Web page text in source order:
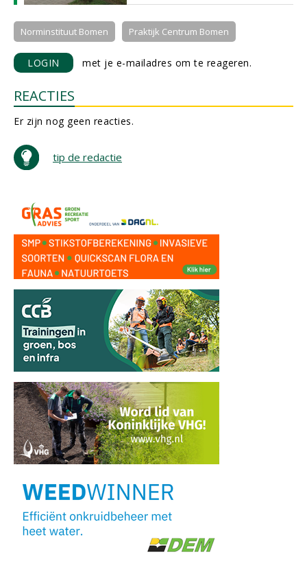
Norminstituut Bomen Praktijk Centrum Bomen
LOGIN met je e-mailadres om te reageren.
REACTIES
Er zijn nog geen reacties.
tip de redactie